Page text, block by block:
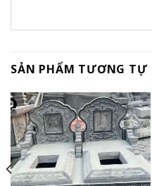
SẢN PHẨM TƯƠNG TỰ